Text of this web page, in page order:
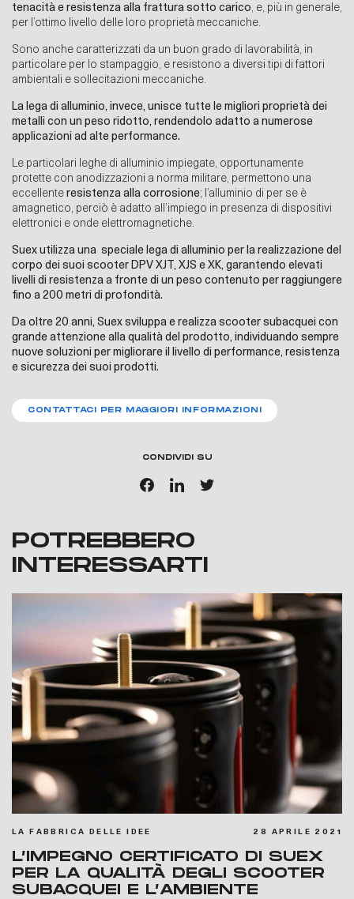
tenacità e resistenza alla frattura sotto carico, e, più in generale,
per l’ottimo livello delle loro proprietà meccaniche.
Sono anche caratterizzati da un buon grado di lavorabilità, in
particolare per lo stampaggio, e resistono a diversi tipi di fattori
ambientali e sollecitazioni meccaniche.
La lega di alluminio, invece, unisce tutte le migliori proprietà dei
metalli con un peso ridotto, rendendolo adatto a numerose
applicazioni ad alte performance.
Le particolari leghe di alluminio impiegate, opportunamente
protette con anodizzazioni a norma militare, permettono una
eccellente resistenza alla corrosione; l’alluminio di per se è
amagnetico, perciò è adatto all’impiego in presenza di dispositivi
elettronici e onde elettromagnetiche.
Suex utilizza una speciale lega di alluminio per la realizzazione del
corpo dei suoi scooter DPV XJT, XJS e XK, garantendo elevati
livelli di resistenza a fronte di un peso contenuto per raggiungere
fino a 200 metri di profondità.
Da oltre 20 anni, Suex sviluppa e realizza scooter subacquei con
grande attenzione alla qualità del prodotto, individuando sempre
nuove soluzioni per migliorare il livello di performance, resistenza
e sicurezza dei suoi prodotti.
CONTATTACI PER MAGGIORI INFORMAZIONI
CONDIVIDI SU
POTREBBERO
INTERESSARTI
LA FABBRICA DELLE IDEE 28 APRILE 2021
L’IMPEGNO CERTIFICATO DI SUEX
PER LA QUALITÀ DEGLI SCOOTER
SUBACQUEI E L’AMBIENTE